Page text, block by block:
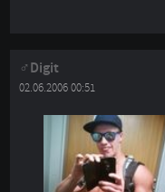
Digit
02.06.2006 00:51